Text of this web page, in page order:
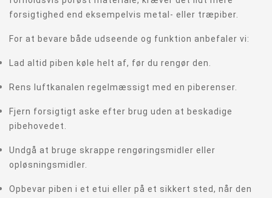
forsigtighed end eksempelvis metal- eller træpiber.
For at bevare både udseende og funktion anbefaler vi:
Lad altid piben køle helt af, før du rengør den.
Rens luftkanalen regelmæssigt med en piberenser.
Fjern forsigtigt aske efter brug uden at beskadige
pibehovedet.
Undgå at bruge skrappe rengøringsmidler eller
opløsningsmidler.
Opbevar piben i et etui eller på et sikkert sted, når den